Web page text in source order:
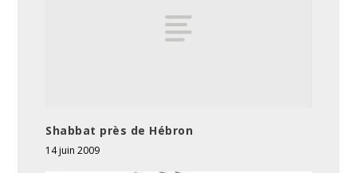
Shabbat près de Hébron
14 juin 2009